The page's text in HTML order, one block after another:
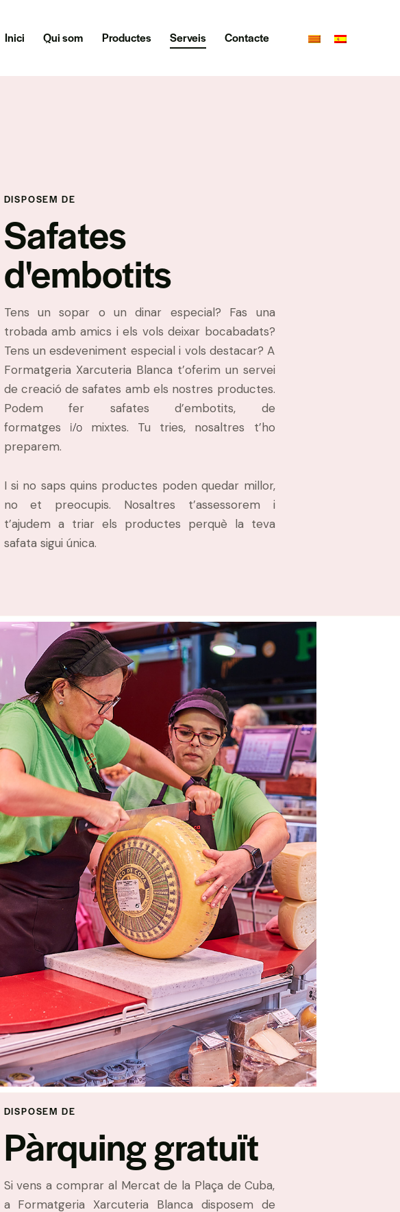
Inici Qui som Productes Serveis Contacte
DISPOSEM DE
Safates
d'embotits
Tens un sopar o un dinar especial? Fas una
trobada amb amics i els vols deixar bocabadats?
Tens un esdeveniment especial i vols destacar? A
Formatgeria Xarcuteria Blanca t’oferim un servei
de creació de safates amb els nostres productes.
Podem fer safates d’embotits, de
formatges i/omixtes. Tu tries, nosaltres t’ho
preparem.
I si no saps quins productes poden quedar millor,
no et preocupis. Nosaltres t’assessorem i
t’ajudem a triar els productes perquè la teva
safata sigui única.
DISPOSEM DE
Pàrquing gratuït
Si vens a comprar al Mercat de la Plaça de Cuba,
a Formatgeria Xarcuteria Blanca disposem de